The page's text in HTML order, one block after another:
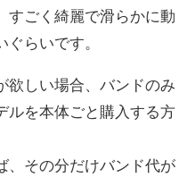
すごく綺麗で滑らかに動
ぐらいです。
欲しい場合、バンドのみ
ルを本体ごと購入する方
、その分だけバンド代が